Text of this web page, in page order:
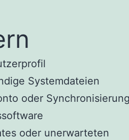
Systemdateien
oder
oder unerwarteten